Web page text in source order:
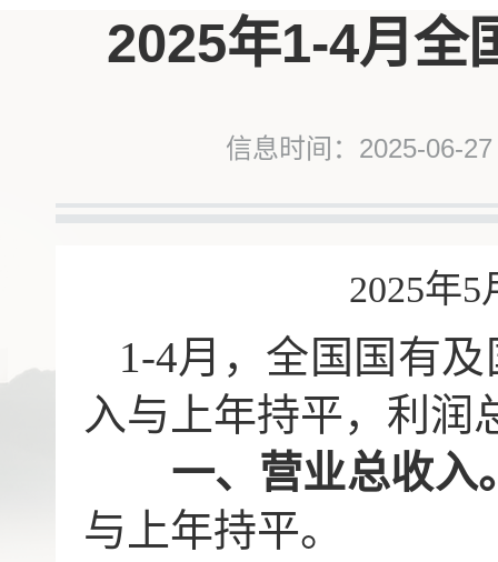
2025年1-4月全
信息时间：2025-06-27
2025年5
1-4月，全国国有
入与上年持平，利
一、营业总收入
与上年持平。